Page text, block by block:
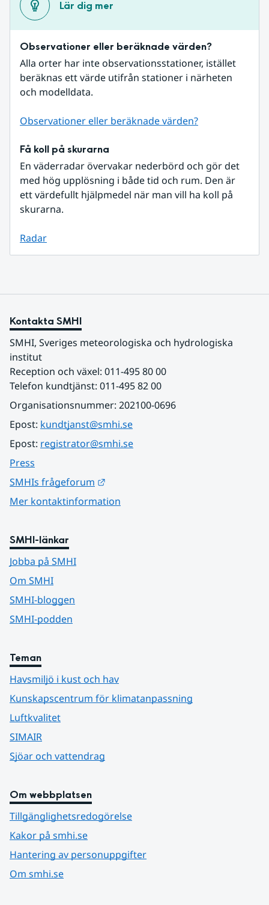
Lär dig mer
Observationer eller beräknade värden?
Alla orter har inte observationsstationer, istället
beräknas ett värde utifrån stationer i närheten
och modelldata.
Observationer eller beräknade värden?
Få koll på skurarna
En väderradar övervakar nederbörd och gör det
med hög upplösning i både tid och rum. Den är
ett värdefullt hjälpmedel när man vill ha koll på
skurarna.
Radar
Kontakta SMHI
SMHI, Sveriges meteorologiska och hydrologiska
institut
Reception och växel: 011-495 80 00
Telefon kundtjänst: 011-495 82 00
Organisationsnummer: 202100-0696
Epost: kundtjanst@smhi.se
Epost: registrator@smhi.se
Press
SMHIs frågeforum
Mer kontaktinformation
SMHI-länkar
Jobba på SMHI
Om SMHI
SMHI-bloggen
SMHI-podden
Teman
Havsmiljö i kust och hav
Kunskapscentrum för klimatanpassning
Luftkvalitet
SIMAIR
Sjöar och vattendrag
Om webbplatsen
Tillgänglighetsredogörelse
Kakor på smhi.se
Hantering av personuppgifter
Om smhi.se